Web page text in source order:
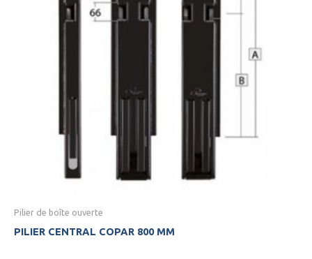
Pilier de boîte ouverte
PILIER CENTRAL COPAR 800 MM